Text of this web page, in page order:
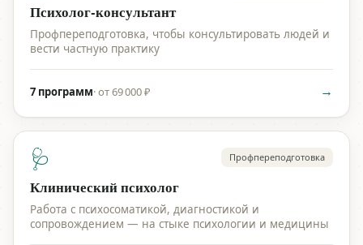
Психолог-консультант
Профпереподготовка, чтобы консультировать людей и
вести частную практику
7 программ·от 69 000 ₽ →
🩺 Профпереподготовка
Клинический психолог
Работа с психосоматикой, диагностикой и
сопровождением — на стыке психологии и медицины